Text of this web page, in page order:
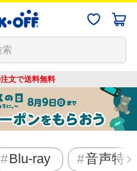
文で送料無料
Blu-ray 音声特